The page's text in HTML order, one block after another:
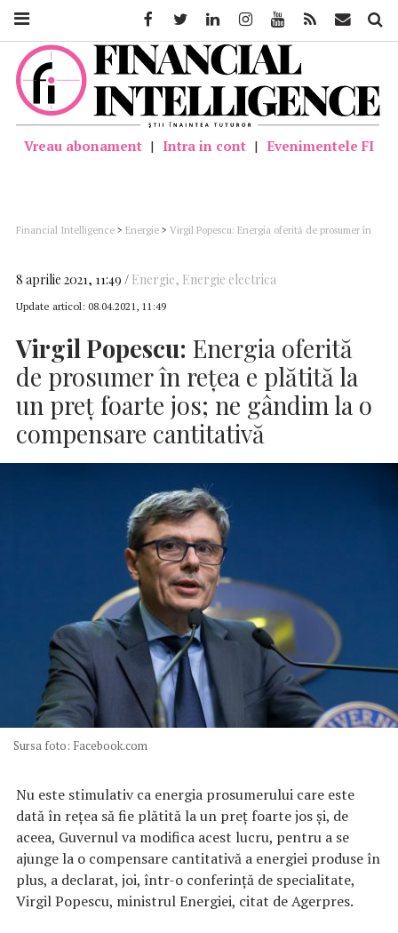
Vreau abonament | Intra in cont | Evenimentele FI
Financial Intelligence > Energie > Virgil Popescu: Energia oferită de prosumer în
8 aprilie 2021, 11:49 Energie, Energie electrica
Update articol: 08.04.2021, 11:49
Virgil Popescu: Energia oferită
de prosumer în reţea e plătită la
un preţ foarte jos; ne gândim la o
compensare cantitativă
Sursa foto: Facebook.com
Nu este stimulativ ca energia prosumerului care este
dată în reţea să fie plătită la un preţ foarte jos şi, de
aceea, Guvernul va modifica acest lucru, pentru a se
ajunge la o compensare cantitativă a energiei produse în
plus, a declarat, joi, într-o conferinţă de specialitate,
Virgil Popescu, ministrul Energiei, citat de Agerpres.
FacebookTwitter LinkedinInstagramYoutube Feed Mail